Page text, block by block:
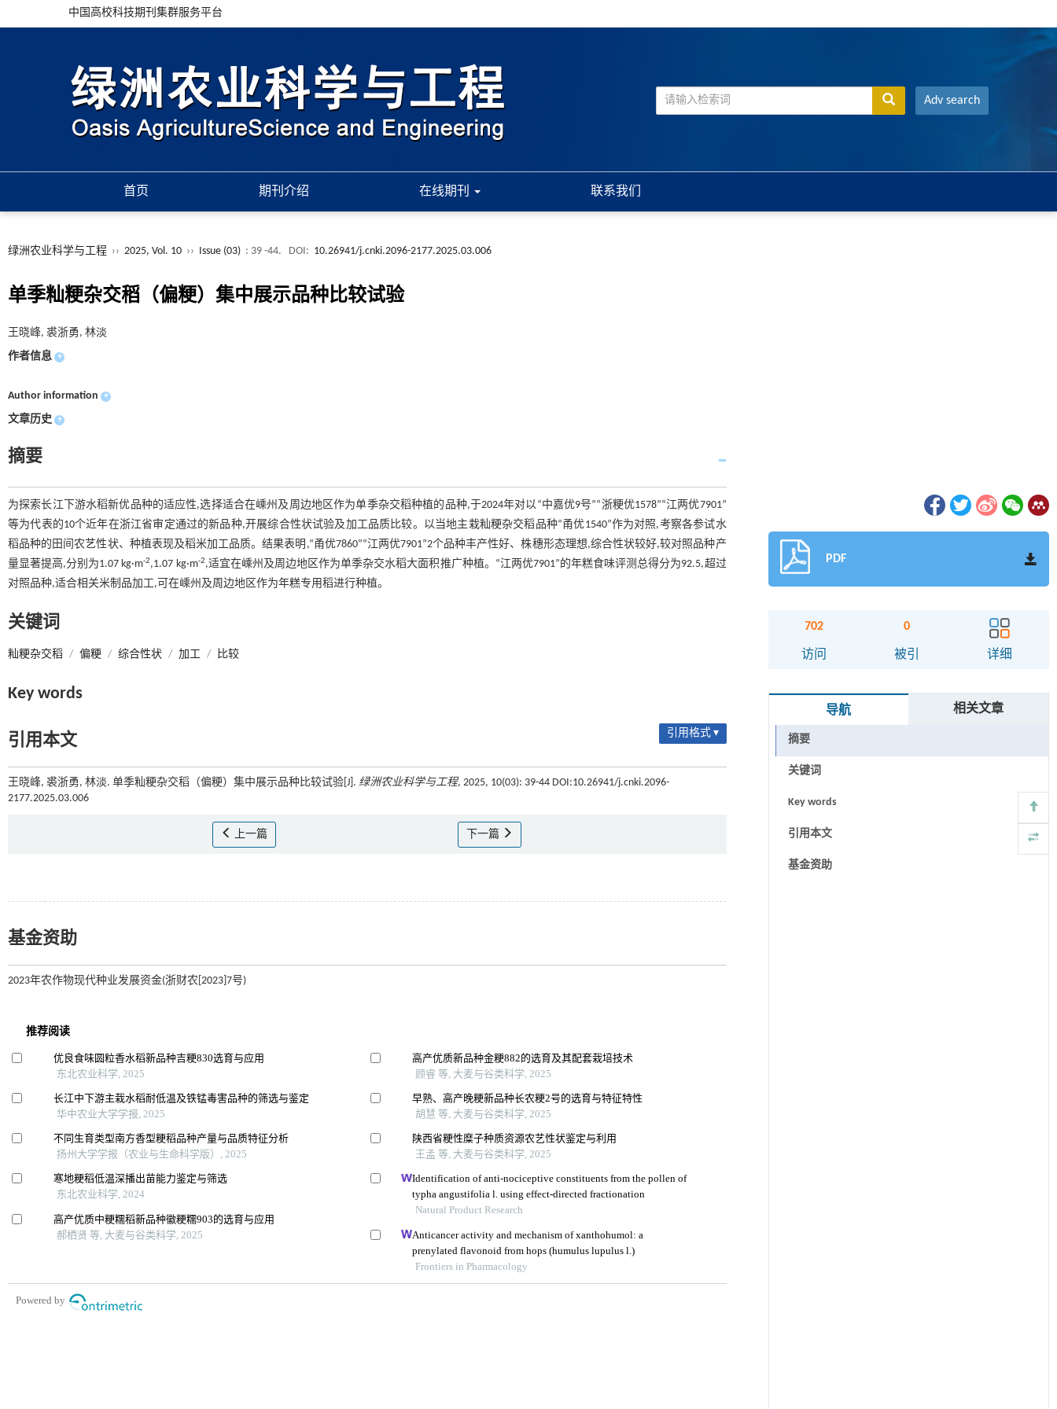
中国高校科技期刊集群服务平台
Adv search
首页 期刊介绍 在线期刊 联系我们
绿洲农业科学与工程 ›› 2025, Vol. 10 ›› Issue (03) : 39 -44. DOI: 10.26941/j.cnki.2096-2177.2025.03.006
单季籼粳杂交稻（偏粳）集中展示品种比较试验
王晓峰, 裘浙勇, 林淡
作者信息 +
Author information +
文章历史 +
摘要
为探索长江下游水稻新优品种的适应性,选择适合在嵊州及周边地区作为单季杂交稻种植的品种,于2024年对以“中嘉优9号”“浙粳优1578”“江两优7901”
等为代表的10个近年在浙江省审定通过的新品种,开展综合性状试验及加工品质比较。以当地主栽籼粳杂交稻品种“甬优1540”作为对照,考察各参试水
稻品种的田间农艺性状、种植表现及稻米加工品质。结果表明,“甬优7860”“江两优7901”2个品种丰产性好、株穗形态理想,综合性状较好,较对照品种产
量显著提高,分别为1.07 kg·m-2,1.07 kg·m-2,适宜在嵊州及周边地区作为单季杂交水稻大面积推广种植。“江两优7901”的年糕食味评测总得分为92.5,超过
对照品种,适合相关米制品加工,可在嵊州及周边地区作为年糕专用稻进行种植。
关键词
籼粳杂交稻 / 偏粳 / 综合性状 / 加工 / 比较
Key words
引用本文 引用格式 ▾
王晓峰, 裘浙勇, 林淡. 单季籼粳杂交稻（偏粳）集中展示品种比较试验[J]. 绿洲农业科学与工程, 2025, 10(03): 39-44 DOI:10.26941/j.cnki.2096-
2177.2025.03.006
上一篇 下一篇
基金资助
2023年农作物现代种业发展资金(浙财农[2023]7号)
PDF
702
访问
0
被引 详细
导航 相关文章
摘要
关键词
Key words
引用本文
基金资助